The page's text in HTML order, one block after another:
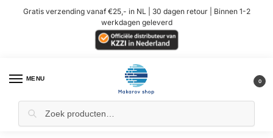
Gratis verzending vanaf €25,- in NL | 30 dagen retour | Binnen 1-2
werkdagen geleverd
MENU 0